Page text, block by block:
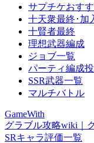
サプチケおす
十天衆最終･加
十賢者最終
理想武器編成
ジョブ一覧
パーティ編成
SSR武器一覧
マルチバトル
GameWith
グラブル攻略wiki｜
SRキャラ評価一覧